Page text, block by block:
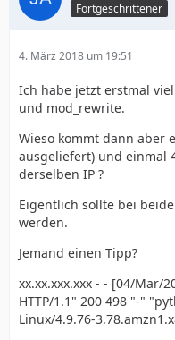
Fortgeschrittener
4. März 2018 um 19:51
Ich habe jetzt erstmal
und mod_rewrite.
Wieso kommt dann aber
ausgeliefert) und einmal
derselben IP ?
Eigentlich sollte bei
werden.
Jemand einen Tipp?
xx.xx.xxx.xxx - - [04/Mar/
HTTP/1.1" 200 498 "-"
Linux/4.9.76-